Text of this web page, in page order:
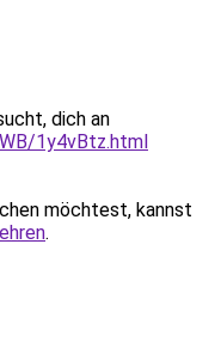
dich an
1y4vBtz.html
möchtest, kannst
.